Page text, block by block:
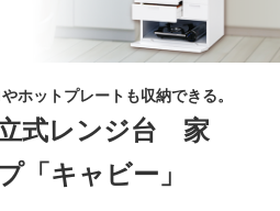
ホットプレートも収納できる。
式レンジ台 家
「キャビー」